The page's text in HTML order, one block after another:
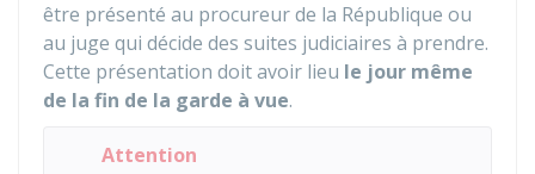
être présenté au procureur de la République ou
au juge qui décide des suites judiciaires à prendre.
Cette présentation doit avoir lieu le jour même
de la fin de la garde à vue.
Attention